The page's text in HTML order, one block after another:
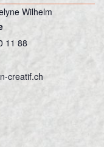
Wilhelm
11 88
creatif.ch